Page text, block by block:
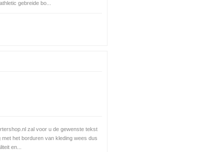
gebreide bo...
zal voor u de gewenste tekst
het borduren van kleding wees dus
en...